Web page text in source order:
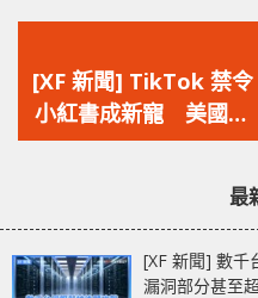
一
篇
文
[XF 新聞] TikTok 禁令
小紅書成新寵 美國用
戶學中文激增 216%
最
[XF 新聞] 數
漏洞部分甚至